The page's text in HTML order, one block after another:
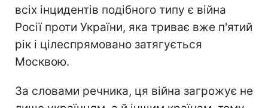
всіх інцидентів подібного типу є війна
Росії проти України, яка триває вже п'ятий
рік і цілеспрямовано затягується
Москвою.
За словами речника, ця війна загрожує не